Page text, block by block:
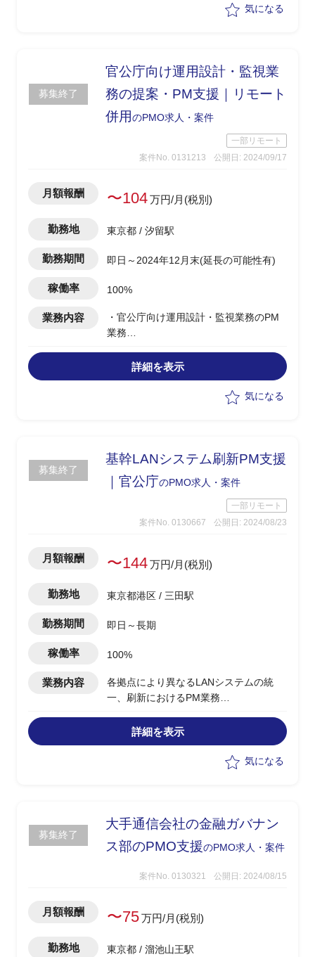
・業務部門側との調整、ヒアリングを実
気になる
募集終了
官公庁向け運用設計・監視業
務の提案・PM支援｜リモート
併用のPMO求人・案件
一部リモート
案件No. 0131213
公開日: 2024/09/17
月額報酬 〜104万円/月(税別)
勤務地 東京都 / 汐留駅
勤務期間 即日～2024年12月末(延長の可能性有)
稼働率 100%
業務内容
・官公庁向け運用設計・監視業務のPM
業務
‐2025年2月の入札に向け官公庁向け案
件の獲得に向け見積提案作業を行う
‐公示された意見招請書に対して提案
‐失注後は他案件獲得のための提案業
務を行う
・クライアント内に運用設計の知見が足
りないため運用設計業務のナレッジ共有
詳細を表示
気になる
募集終了
基幹LANシステム刷新PM支援
｜官公庁のPMO求人・案件
一部リモート
案件No. 0130667
公開日: 2024/08/23
月額報酬 〜144万円/月(税別)
勤務地 東京都港区 / 三田駅
勤務期間 即日～長期
稼働率 100%
業務内容
各拠点により異なるLANシステムの統
一、刷新におけるPM業務
・顧客説明資料作成
・会議運営
詳細を表示
気になる
募集終了
大手通信会社の金融ガバナン
ス部のPMO支援のPMO求人・案件
案件No. 0130321 公開日: 2024/08/15
月額報酬 〜75万円/月(税別)
勤務地 東京都 / 溜池山王駅